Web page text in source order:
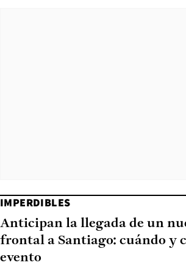
IMPERDIBLES
Anticipan la llegada de un
frontal a Santiago: cuándo y
evento